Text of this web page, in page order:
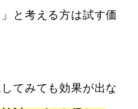
と考える方は試す価
てみても効果が出な